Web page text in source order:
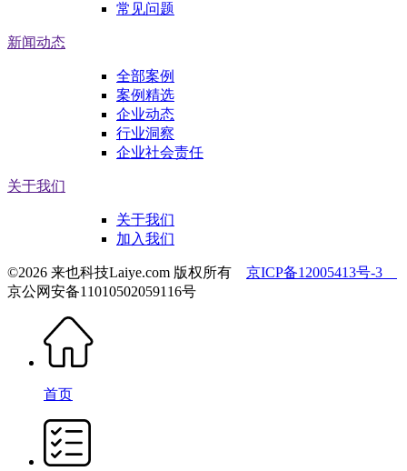
常见问题
新闻动态
全部案例
案例精选
企业动态
行业洞察
企业社会责任
关于我们
关于我们
加入我们
©2026 来也科技Laiye.com 版权所有 京ICP备12005413号-3
京公网安备11010502059116号
首页